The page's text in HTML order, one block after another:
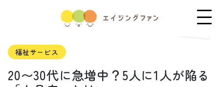
福祉サービス
20〜30代に急増中？5人に1人が陥る